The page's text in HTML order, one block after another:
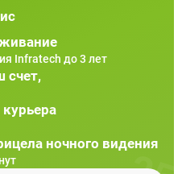
Infratech до 3 лет
счет,
ночного видения